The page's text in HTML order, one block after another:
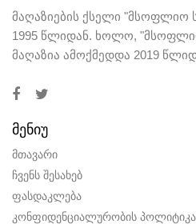
მაღაზიების ქსელი "მსოფლიო
1995 წლიდან. ხოლო,
მაღაზია ამოქმედდა 2019
ᲛᲔᲜᲘᲣ
მთავარი
ჩვენს შესახებ
ფასდაკლება
კონფიდენციალურობის პოლიტიკა